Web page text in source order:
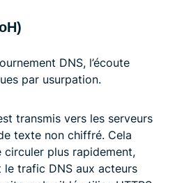
DNS, l’écoute
par usurpation.
transmis vers les serveurs
texte non chiffré. Cela
circuler plus rapidement,
le trafic DNS aux acteurs